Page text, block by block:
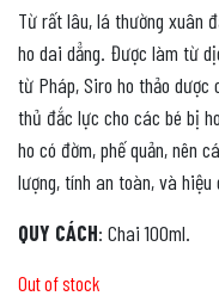
Từ rất lâu, lá thường xuân
ho dai dẳng. Được làm từ
từ Pháp, Siro ho thảo
thủ đắc lực cho các bé bị
ho có đờm, phế quản, nên
lượng, tính an toàn, và hiệu
QUY CÁCH: Chai 100ml.
Out of stock